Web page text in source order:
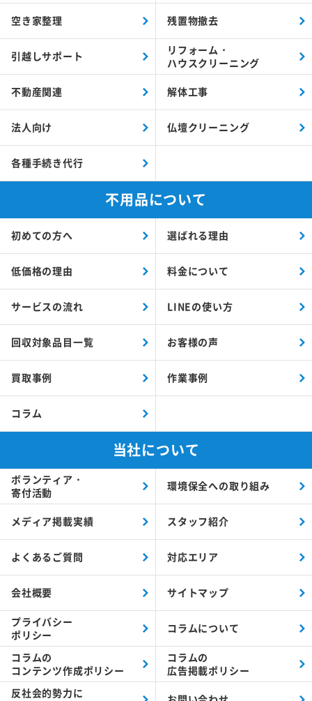
空き家整理 残置物撤去
引越しサポート
リフォーム・
ハウスクリーニング
不動産関連 解体工事
法人向け 仏壇クリーニング
各種手続き代行
不用品について
初めての方へ 選ばれる理由
低価格の理由 料金について
サービスの流れ LINEの使い方
回収対象品目一覧 お客様の声
買取事例 作業事例
コラム
当社について
ボランティア・
寄付活動
環境保全への取り組み
メディア掲載実績 スタッフ紹介
よくあるご質問 対応エリア
会社概要 サイトマップ
プライバシー
ポリシー
コラムについて
コラムの
コンテンツ作成ポリシー
コラムの
広告掲載ポリシー
反社会的勢力に